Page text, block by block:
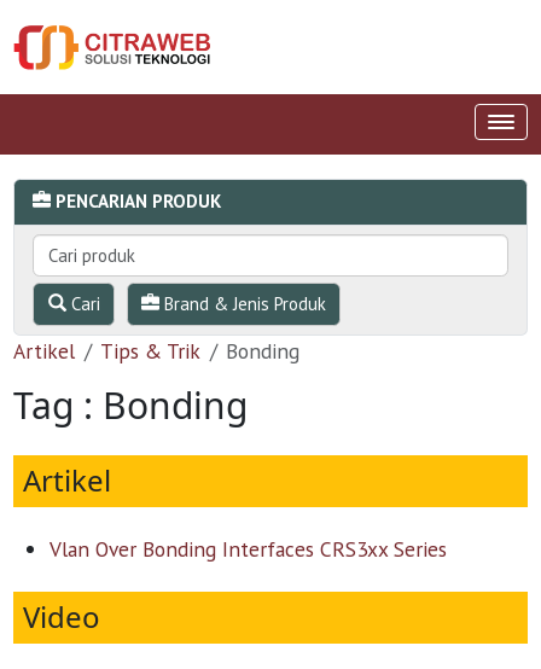
PENCARIAN PRODUK
Cari Brand & Jenis Produk
Artikel Tips & Trik Bonding
Tag : Bonding
Artikel
Vlan Over Bonding Interfaces CRS3xx Series
Video